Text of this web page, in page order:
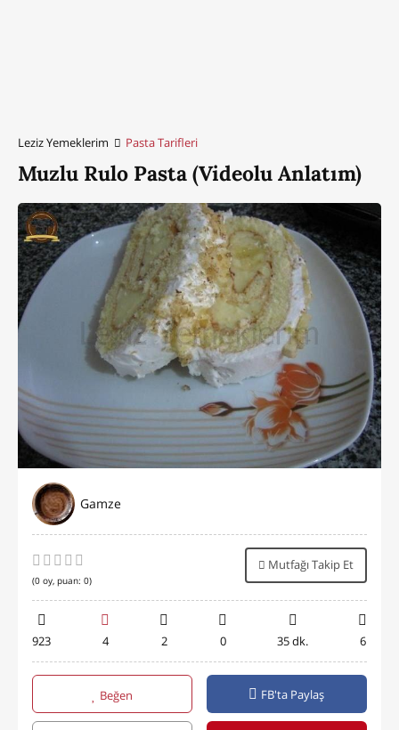
Leziz Yemeklerim Pasta Tarifleri
Muzlu Rulo Pasta (Videolu Anlatım)
Gamze
(0 oy, puan: 0)
Mutfağı Takip Et
923 4 2 0 35 dk. 6
Beğen FB'ta Paylaş